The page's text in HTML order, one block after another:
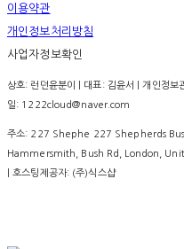
이용약관
개인정보처리방침
사업자정보확인
상호: 런던윤분이 | 대표: 김윤서 | 개인정
일: 1222cloud@naver.com
주소: 227 Shephe 227 Shepherds
Hammersmith, Bush Rd, London,
| 호스팅제공자: (주)식스샵